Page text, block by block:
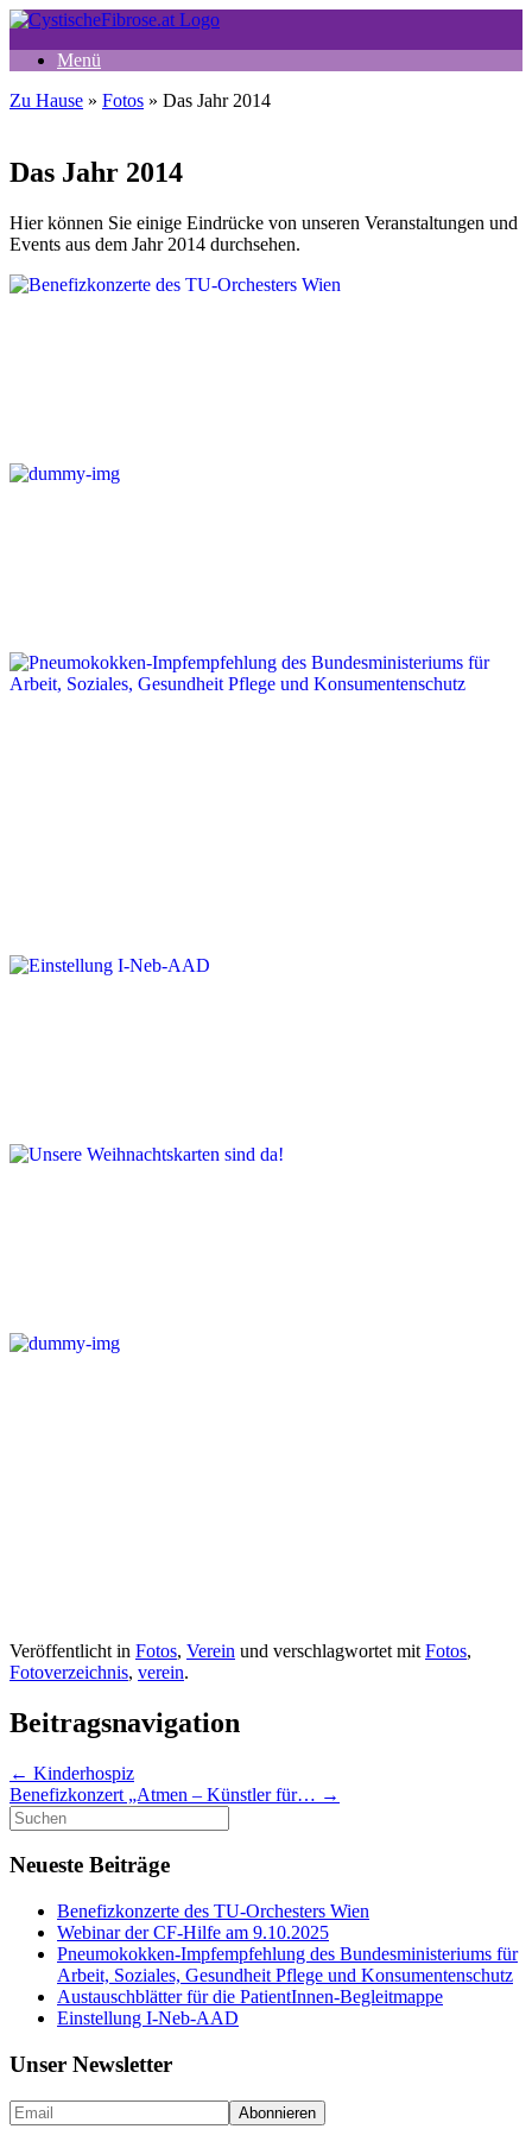
Zum
springenMenü
Zu Hause » Fotos » Das Jahr 2014
Das Jahr 2014
Hier können Sie einige Eindrücke von unseren Veranstaltungen und
Events aus dem Jahr 2014 durchsehen.
Veröffentlicht in Fotos, Verein und verschlagwortet mit Fotos,
Fotoverzeichnis, verein.
Beitragsnavigation
← Kinderhospiz
Benefizkonzert „Atmen – Künstler für… →
Suche
nach:
Neueste Beiträge
Benefizkonzerte des TU-Orchesters Wien
Webinar der CF-Hilfe am 9.10.2025
Pneumokokken-Impfempfehlung des Bundesministeriums für
Arbeit, Soziales, Gesundheit Pflege und Konsumentenschutz
Austauschblätter für die PatientInnen-Begleitmappe
Einstellung I-Neb-AAD
Unser Newsletter